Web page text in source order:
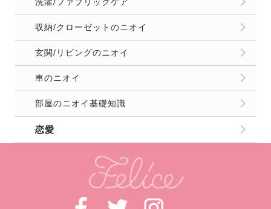
収納/クローゼットのニオイ
玄関/リビングのニオイ
車のニオイ
部屋のニオイ基礎知識
恋愛